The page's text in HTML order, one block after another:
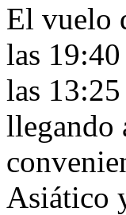
El vuelo
las
las
llegando
Asiático